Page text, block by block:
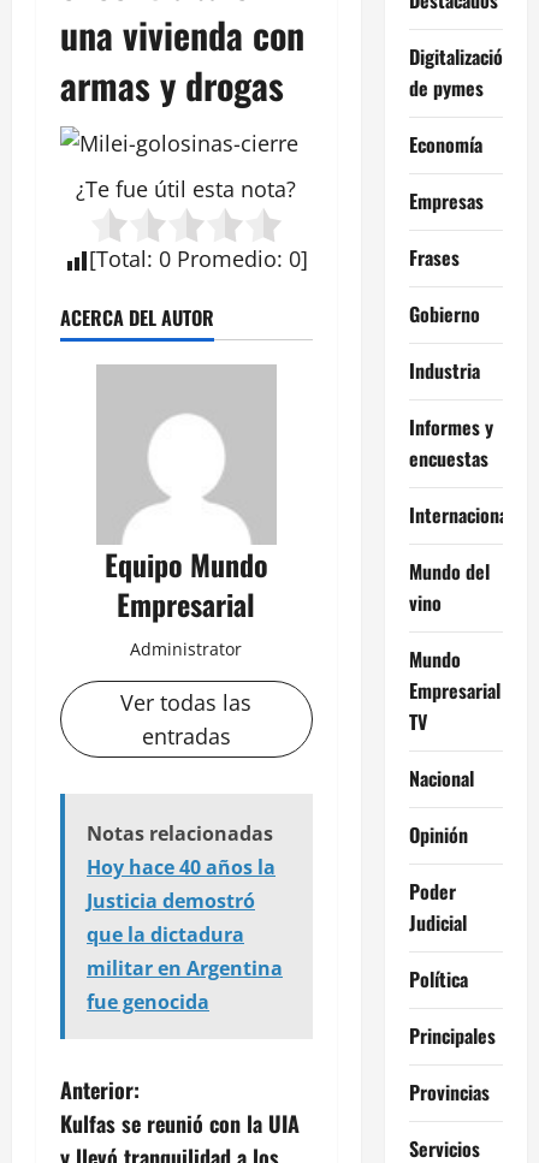
una vivienda con
armas y drogas
¿Te fue útil esta nota?
[Total: 0 Promedio: 0]
ACERCA DEL AUTOR
Equipo Mundo
Empresarial
Administrator
Ver todas las
entradas
Notas relacionadas
Hoy hace 40 años la
Justicia demostró
que la dictadura
militar en Argentina
fue genocida
N
a
Anterior:
Kulfas se reunió con la UIA
y llevó tranquilidad a los
Digitalización
de pymes
Economía
Empresas
Frases
Gobierno
Industria
Informes y
encuestas
Internacional
Mundo del
vino
Mundo
Empresarial
TV
Nacional
Opinión
Poder
Judicial
Política
Principales
Provincias
Servicios